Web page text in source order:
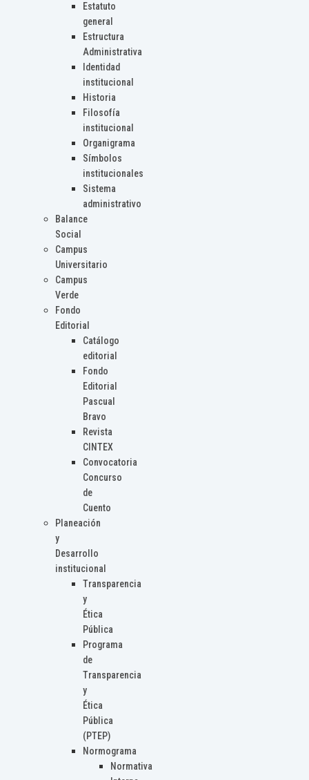
Estatuto
general
Estructura
Administrativa
Identidad
institucional
Historia
Filosofía
institucional
Organigrama
Símbolos
institucionales
Sistema
administrativo
Balance
Social
Campus
Universitario
Campus
Verde
Fondo
Editorial
Catálogo
editorial
Fondo
Editorial
Pascual
Bravo
Revista
CINTEX
Convocatoria
Concurso
de
Cuento
Planeación
y
Desarrollo
institucional
Transparencia
y
Ética
Pública
Programa
de
Transparencia
y
Ética
Pública
(PTEP)
Normograma
Normativa